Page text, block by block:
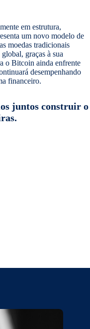
em estrutura,
um novo modelo de
moedas tradicionais
graças à sua
o Bitcoin ainda enfrente
desempenhando
financeiro.
juntos construir o